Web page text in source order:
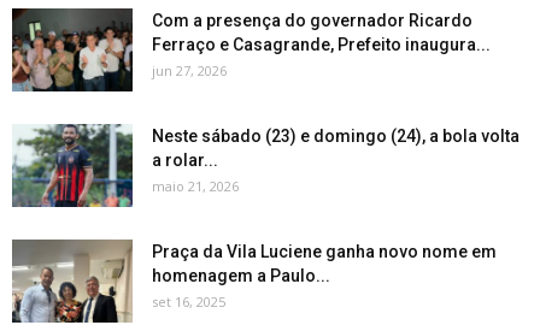
Com a presença do governador Ricardo
Ferraço e Casagrande, Prefeito inaugura...
jun 27, 2026
Neste sábado (23) e domingo (24), a bola volta
a rolar...
maio 21, 2026
Praça da Vila Luciene ganha novo nome em
homenagem a Paulo...
set 16, 2025